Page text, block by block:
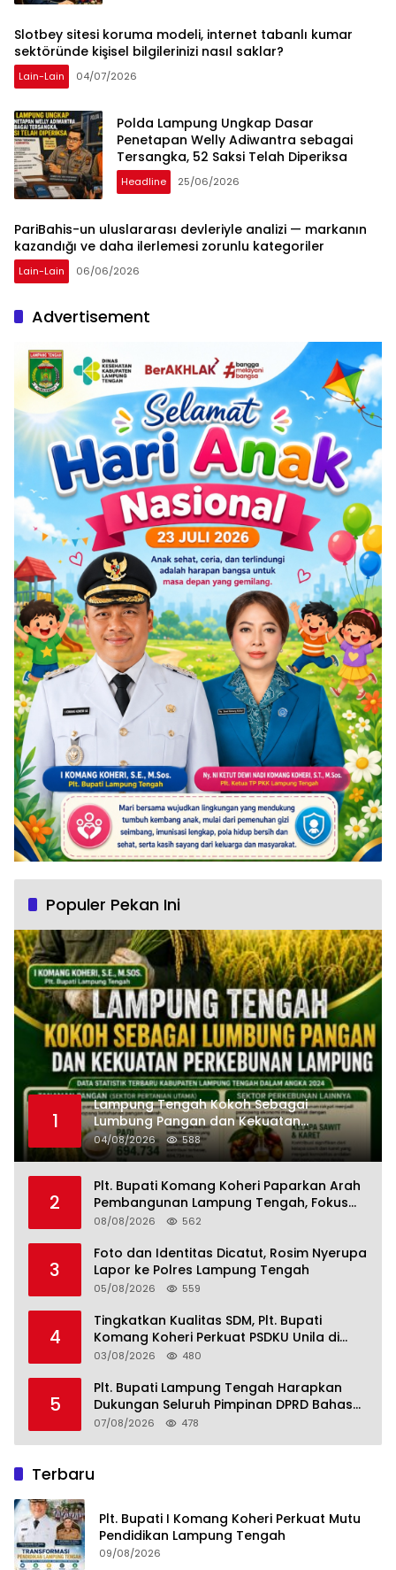
Slotbey sitesi koruma modeli, internet tabanlı kumar
sektöründe kişisel bilgilerinizi nasıl saklar?
Lain-Lain 04/07/2026
Polda Lampung Ungkap Dasar
Penetapan Welly Adiwantra sebagai
Tersangka, 52 Saksi Telah Diperiksa
Headline 25/06/2026
PariBahis-un uluslararası devleriyle analizi — markanın
kazandığı ve daha ilerlemesi zorunlu kategoriler
Lain-Lain 06/06/2026
Advertisement
Populer Pekan Ini
1
Lampung Tengah Kokoh Sebagai
Lumbung Pangan dan Kekuatan
Perkebunan Lampung, Komang Koheri:
Kemandirian Pangan adalah Fondasi
04/08/2026 588
2
Plt. Bupati Komang Koheri Paparkan Arah
Pembangunan Lampung Tengah, Fokus
pada SDM, Ekonomi, Infrastruktur dan
08/08/2026 562
3
Foto dan Identitas Dicatut, Rosim Nyerupa
Lapor ke Polres Lampung Tengah
05/08/2026 559
4
Tingkatkan Kualitas SDM, Plt. Bupati
Komang Koheri Perkuat PSDKU Unila di
Lampung Tengah
03/08/2026 480
5
Plt. Bupati Lampung Tengah Harapkan
Dukungan Seluruh Pimpinan DPRD Bahas
RKUA-PPAS APBD Tahun 2027
07/08/2026 478
Terbaru
Plt. Bupati I Komang Koheri Perkuat Mutu
Pendidikan Lampung Tengah
09/08/2026